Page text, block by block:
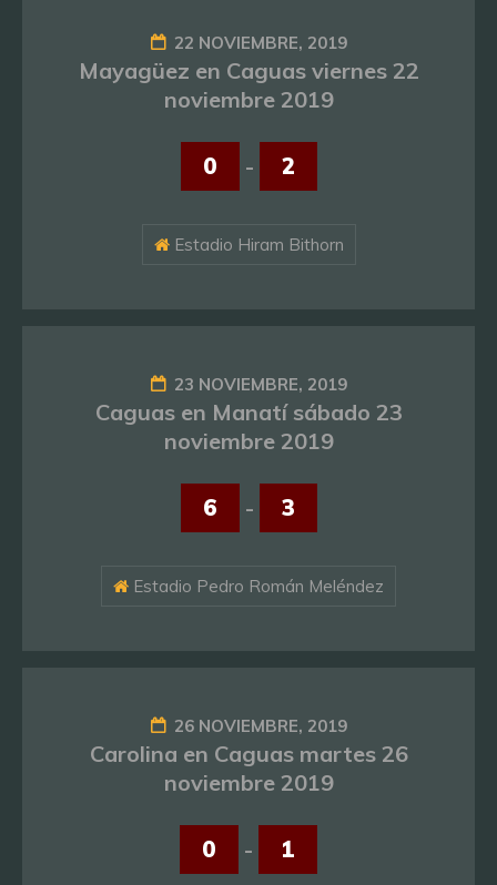
22 NOVIEMBRE, 2019
Mayagüez en Caguas viernes 22
noviembre 2019
0 - 2
Estadio Hiram Bithorn
23 NOVIEMBRE, 2019
Caguas en Manatí sábado 23
noviembre 2019
6 - 3
Estadio Pedro Román Meléndez
26 NOVIEMBRE, 2019
Carolina en Caguas martes 26
noviembre 2019
0 - 1